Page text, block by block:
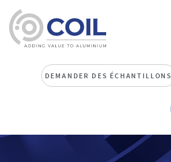
DEMANDER DES ÉCHANTILLONS